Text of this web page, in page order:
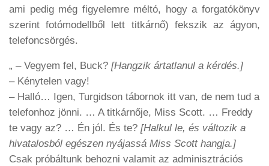
ami pedig még figyelemre méltó, hogy a forgatókönyv
szerint fotómodellből lett titkárnő) fekszik az ágyon,
telefoncsörgés.
„ – Vegyem fel, Buck? [Hangzik ártatlanul a kérdés.]
– Kénytelen vagy!
– Halló… Igen, Turgidson tábornok itt van, de nem tud a
telefonhoz jönni. … A titkárnője, Miss Scott. … Freddy
te vagy az? … Én jól. És te? [Halkul le, és változik a
hivatalosból egészen nyájassá Miss Scott hangja.]
Csak próbáltunk behozni valamit az adminisztrációs